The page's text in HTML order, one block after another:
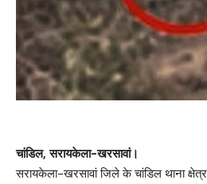
चांडिल, सरायकेला-खरसावां।
सरायकेला-खरसावां जिले के चांडिल थाना